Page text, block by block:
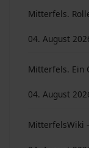
Mitterfels.
04. August
Mitterfels. Ein
04. August
MitterfelsWiki